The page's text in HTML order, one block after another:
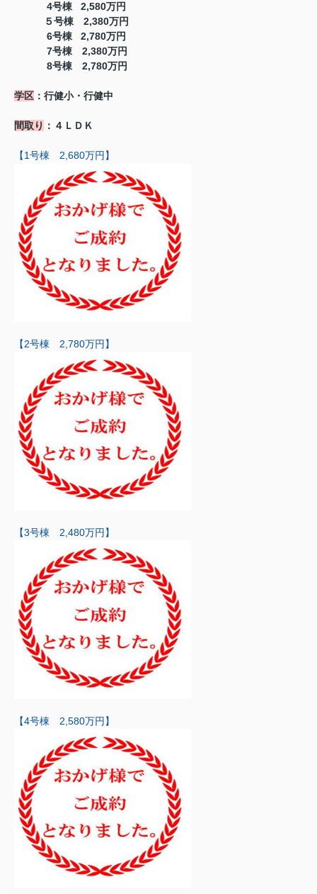
4号棟 2,580万円
５号棟 2,380万円
6号棟 2,780万円
7号棟 2,380万円
8号棟 2,780万円
学区 ：行健小・行健中
間取り ：４ＬＤＫ
【1号棟 2,680万円】
【2号棟 2,780万円】
【3号棟 2,480万円】
【4号棟 2,580万円】